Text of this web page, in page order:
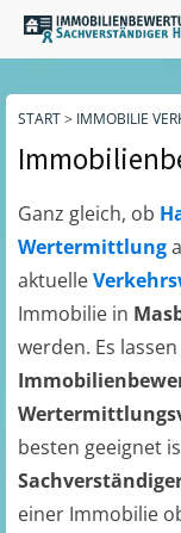
START> IMMOBILIE
Ganz gleich, ob
Wertermittlung
aktuelle
Immobilie in
werden. Es
besten geeignet
einer Immobilie